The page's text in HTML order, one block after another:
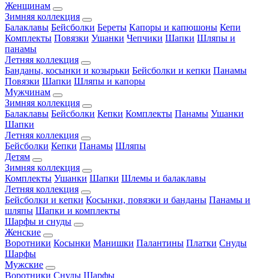
Женщинам
Зимняя коллекция
Балаклавы Бейсболки Береты Капоры и капюшоны Кепи
Комплекты Повязки Ушанки Чепчики Шапки Шляпы и
панамы
Летняя коллекция
Банданы, косынки и козырьки Бейсболки и кепки Панамы
Повязки Шапки Шляпы и капоры
Мужчинам
Зимняя коллекция
Балаклавы Бейсболки Кепки Комплекты Панамы Ушанки
Шапки
Летняя коллекция
Бейсболки Кепки Панамы Шляпы
Детям
Зимняя коллекция
Комплекты Ушанки Шапки Шлемы и балаклавы
Летняя коллекция
Бейсболки и кепки Косынки, повязки и банданы Панамы и
шляпы Шапки и комплекты
Шарфы и снуды
Женские
Воротники Косынки Манишки Палантины Платки Снуды
Шарфы
Мужские
Воротники Снуды Шарфы